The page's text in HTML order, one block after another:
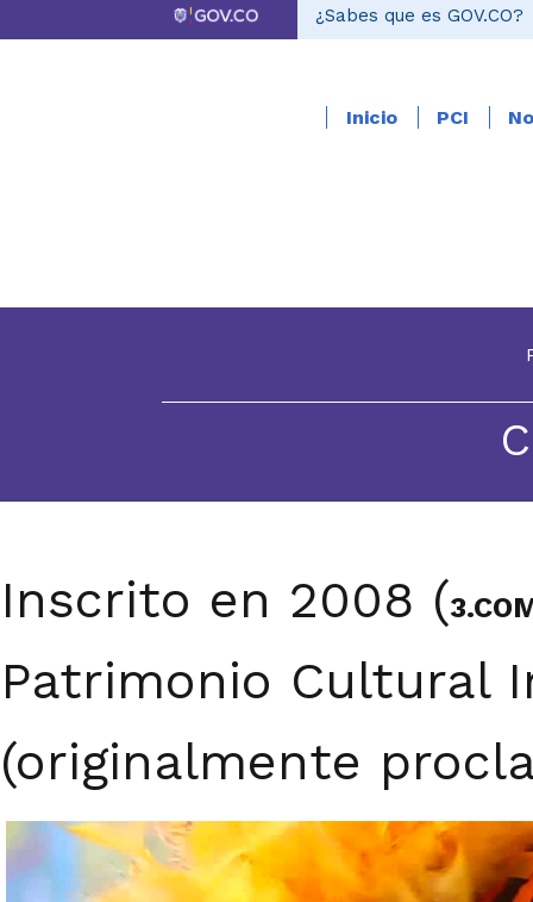
¿Sabes que es GOV.CO?
Inicio PCI
Inscrito en 2008 (
Patrimonio Cultural
(originalmente